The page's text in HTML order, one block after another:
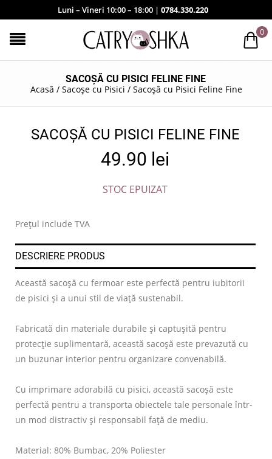
Luni – Vineri 10:00 – 18:00 | 0784.330.220
0
SACOȘĂ CU PISICI FELINE FINE
Acasă / Sacoșe cu Pisici / Sacoșă cu Pisici Feline Fine
SACOȘĂ CU PISICI FELINE FINE
49.90 lei
STOC EPUIZAT
Prețul include TVA
DESCRIERE PRODUS
Această sacoșă cu fermoar este perfectă pentru iubitorii
de pisici și a unui stil de viață sustenabil.
Fabricată din materiale durabile și captușită pentru
protecție suplimentară, această sacoșă este prevazută cu
un buzunar interior pentru organizare convenabilă.
Cu imprimare adorabilă cu pisici, această sacoșă este
perfectă pentru a transporta obiectele tale personale într-
un mod distractiv și responsabil față de mediu.
Material: 80% Bumbac, 20% Poliester